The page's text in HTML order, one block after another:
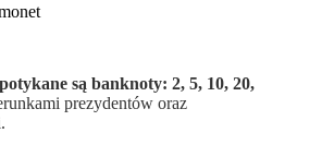
są banknoty: 2, 5, 10, 20,
prezydentów oraz